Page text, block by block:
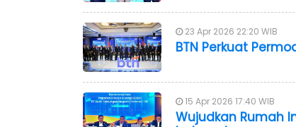
23 Apr 2026 22:20 WIB
BTN Perkuat
15 Apr 2026 17:40 WIB
Wujudkan Rumah